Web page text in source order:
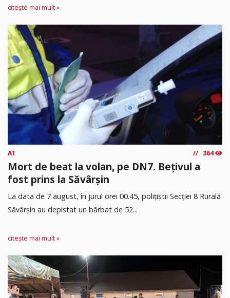
citește mai mult »
A1 364
Mort de beat la volan, pe DN7. Bețivul a
fost prins la Săvârșin
​La data de 7 august, în jurul orei 00.45, polițiștii Secției 8 Rurală
Săvârșin au depistat un bărbat de 52...
citește mai mult »